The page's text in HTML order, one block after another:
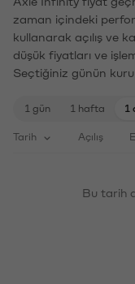
zaman içindeki
kullanarak açılış ve
düşük fiyatları ve
Seçtiğiniz günün
1 gün 1 hafta 1
Tarih Açılış
Bu tarih